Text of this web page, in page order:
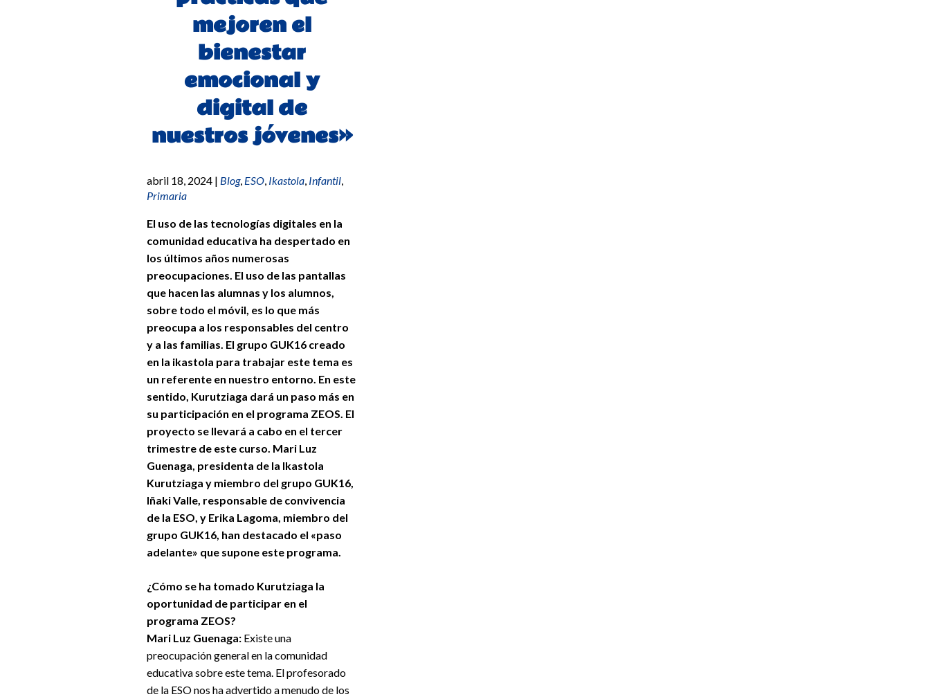
mejoren el
bienestar
emocional y
digital de
nuestros jóvenes»
abril 18, 2024 | Blog, ESO Ikastola Infantil
Primaria
El uso de las tecnologías digitales en la
comunidad educativa ha despertado en
los últimos años numerosas
preocupaciones. El uso de las pantallas
que hacen las alumnas y los alumnos,
sobre todo el móvil, es lo que más
preocupa a los responsables del centro
y a las familias. El grupo GUK16 creado
en la ikastola para trabajar este tema es
un referente en nuestro entorno. En este
sentido, Kurutziaga dará un paso más en
su participación en el programa ZEOS. El
proyecto se llevará a cabo en el tercer
trimestre de este curso. Mari Luz
Guenaga, presidenta de la Ikastola
Kurutziaga y miembro del grupo GUK16,
Iñaki Valle, responsable de convivencia
de la ESO, y Erika Lagoma, miembro del
grupo GUK16, han destacado el «paso
adelante» que supone este programa.
¿Cómo se ha tomado Kurutziaga la
oportunidad de participar en el
programa ZEOS?
Mari Luz Guenaga: Existe una
preocupación general en la comunidad
educativa sobre este tema. El profesorado
de la ESO nos ha advertido a menudo de los